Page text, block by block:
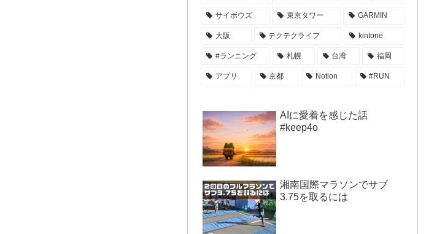
サイボウズ 東京タワー GARMIN
大阪 テクテクライフ kintone
#ランニング 札幌 台湾 福岡
アプリ 京都 Notion #RUN
AIに愛着を感じた話
#keep4o
湘南国際マラソンでサブ
3.75を取るには